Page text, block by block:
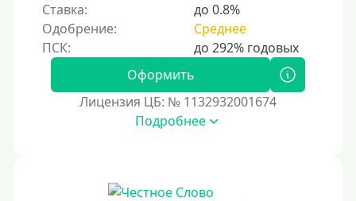
500000 руб
1000000 руб
Мини займы
На большую сумму
Банковские карты и платежные системы
С помощью системы Юнистрим
Ставка:
до 0.8%
Одобрение:
Среднее
Оформить
Лицензия ЦБ: № 1132932001674
Подробнее